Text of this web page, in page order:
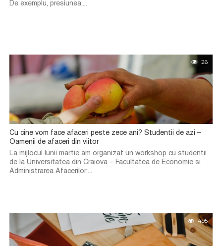
De exemplu, presiunea,...
26
Cu cine vom face afaceri peste zece ani? Studentii de azi –
Oamenii de afaceri din viitor
La mijlocul lunii martie am organizat un workshop cu studentii
de la Universitatea din Craiova – Facultatea de Economie si
Administrarea Afacerilor;...
495